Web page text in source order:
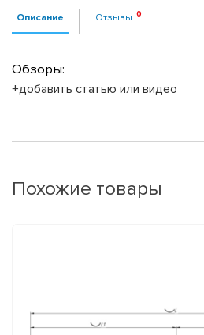
Описание Отзывы
Обзоры:
+добавить статью или видео
Похожие товары